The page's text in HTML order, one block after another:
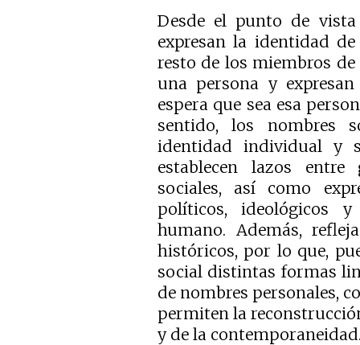
Desde el punto de
expresan la identidad
resto de los miembros
una persona y
espera que sea esa
sentido, los nombres
identidad individual y
establecen lazos
sociales, así como
políticos, ideológicos
humano. Además,
históricos, por lo que,
social distintas formas
de nombres personales,
permiten la
y de la